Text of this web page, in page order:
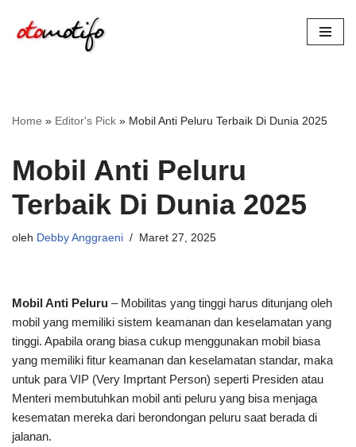
Lompat
Home » Editor's Pick » Mobil Anti Peluru Terbaik Di Dunia 2025
Mobil Anti Peluru
Terbaik Di Dunia 2025
oleh Debby Anggraeni Maret 27, 2025
Mobil Anti Peluru – Mobilitas yang tinggi harus ditunjang oleh
mobil yang memiliki sistem keamanan dan keselamatan yang
tinggi. Apabila orang biasa cukup menggunakan mobil biasa
yang memiliki fitur keamanan dan keselamatan standar, maka
untuk para VIP (Very Imprtant Person) seperti Presiden atau
Menteri membutuhkan mobil anti peluru yang bisa menjaga
kesematan mereka dari berondongan peluru saat berada di
jalanan.